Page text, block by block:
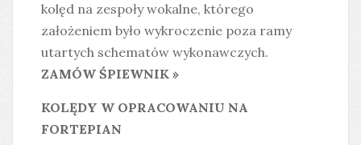
kolęd na zespoły wokalne, którego
założeniem było wykroczenie poza ramy
utartych schematów wykonawczych.
ZAMÓW ŚPIEWNIK »
KOLĘDY W OPRACOWANIU NA
FORTEPIAN